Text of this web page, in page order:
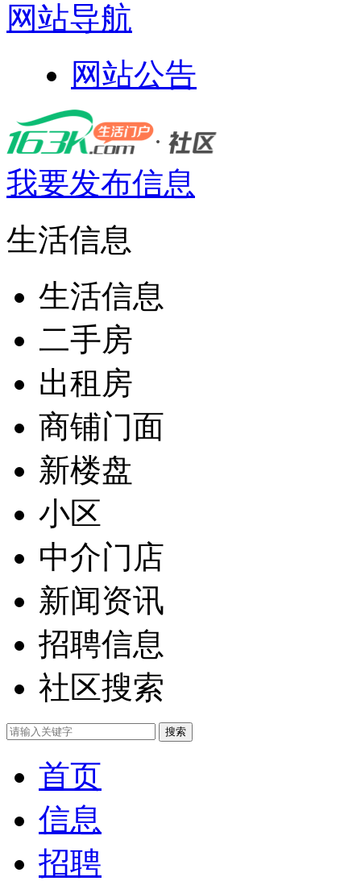
网站导航
网站公告
我要发布信息
生活信息
生活信息
二手房
出租房
商铺门面
新楼盘
小区
中介门店
新闻资讯
招聘信息
社区搜索
首页
信息
招聘